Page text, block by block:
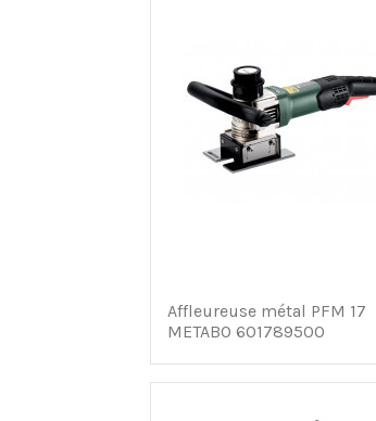
Affleureuse métal PFM 17
METABO 601789500